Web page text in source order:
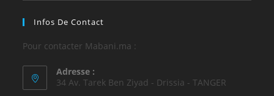
Infos De Contact
Pour contacter Mabani.ma :
Adresse :
34 Av. Tarek Ben Ziyad - Drissia - TANGER